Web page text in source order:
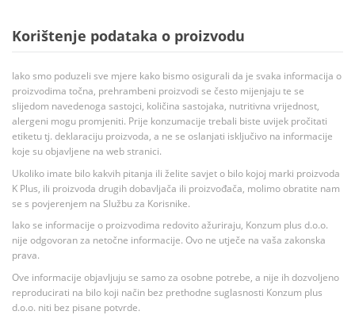
Korištenje podataka o proizvodu
Iako smo poduzeli sve mjere kako bismo osigurali da je svaka informacija o
proizvodima točna, prehrambeni proizvodi se često mijenjaju te se
slijedom navedenoga sastojci, količina sastojaka, nutritivna vrijednost,
alergeni mogu promjeniti. Prije konzumacije trebali biste uvijek pročitati
etiketu tj. deklaraciju proizvoda, a ne se oslanjati isključivo na informacije
koje su objavljene na web stranici.
Ukoliko imate bilo kakvih pitanja ili želite savjet o bilo kojoj marki proizvoda
K Plus, ili proizvoda drugih dobavljača ili proizvođača, molimo obratite nam
se s povjerenjem na Službu za Korisnike.
Iako se informacije o proizvodima redovito ažuriraju, Konzum plus d.o.o.
nije odgovoran za netočne informacije. Ovo ne utječe na vaša zakonska
prava.
Ove informacije objavljuju se samo za osobne potrebe, a nije ih dozvoljeno
reproducirati na bilo koji način bez prethodne suglasnosti Konzum plus
d.o.o. niti bez pisane potvrde.